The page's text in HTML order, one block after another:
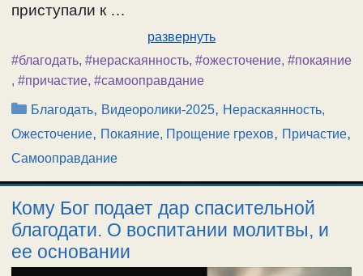
приступали к …
развернуть
#благодать, #нераскаянность, #ожесточение, #покаяние
, #причастие, #самооправдание
Рубрики
Благодать, Видеоролики-2025, Нераскаянность,
Ожесточение, Покаяние, Прощение грехов, Причастие,
Самооправдание
Кому Бог подает дар спасительной
благодати. О воспитании молитвы, и
ее основании